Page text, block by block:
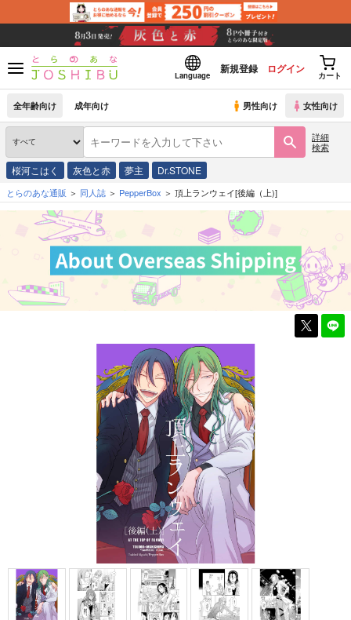
Language
新規登録 ログイン
カート
全年齢向け 成年向け 男性向け 女性向け
詳細
検索
桜河こはく 灰色と赤 夢主 Dr.STONE
とらのあな通販 同人誌 PepperBox 頂上ランウェイ[後編（上)]